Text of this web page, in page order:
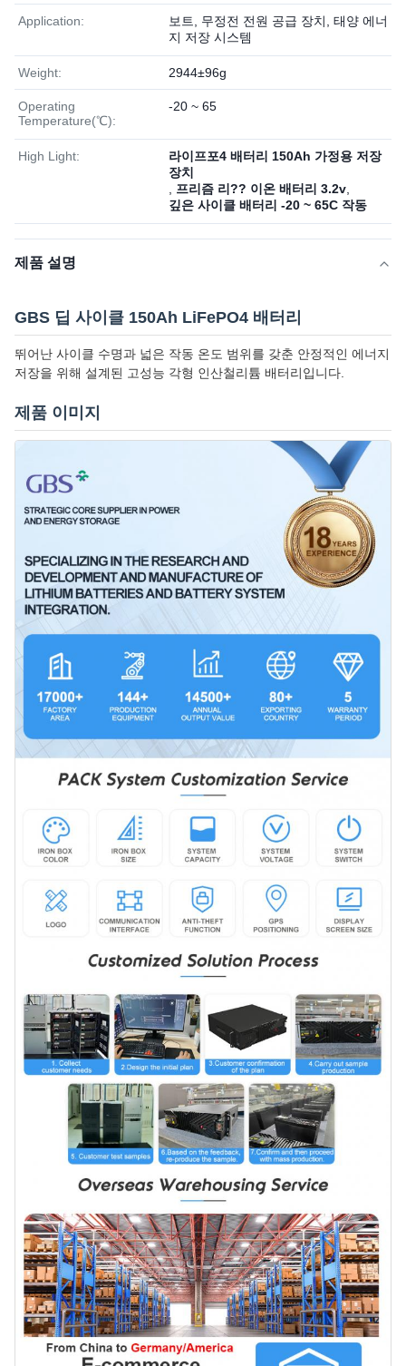
Application:
보트, 무정전 전원 공급 장치, 태양 에너
지 저장 시스템
Weight: 2944±96g
Operating
Temperature(℃):
-20 ~ 65
High Light:
라이프포4 배터리 150Ah 가정용 저장
장치
프리즘 리?? 이온 배터리 3.2v
깊은 사이클 배터리 -20 ~ 65C 작동
제품 설명
GBS 딥 사이클 150Ah LiFePO4 배터리
뛰어난 사이클 수명과 넓은 작동 온도 범위를 갖춘 안정적인 에너지
저장을 위해 설계된 고성능 각형 인산철리튬 배터리입니다.
제품 이미지